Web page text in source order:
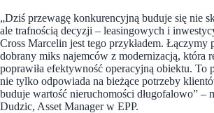
„Dziś przewagę konkurencyjną buduje się nie
ale trafnością decyzji – leasingowych i
Cross Marcelin jest tego przykładem. Łączymy
dobrany miks najemców z modernizacją, która
poprawiła efektywność operacyjną obiektu. To
nie tylko odpowiada na bieżące potrzeby
buduje wartość nieruchomości długofalowo” –
Dudzic, Asset Manager w EPP.